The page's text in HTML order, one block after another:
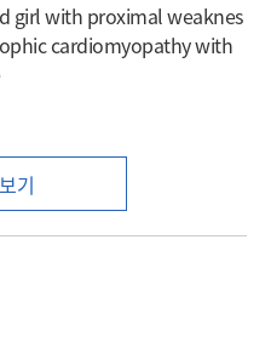
girl with proximal weaknes
cardiomyopathy with
기